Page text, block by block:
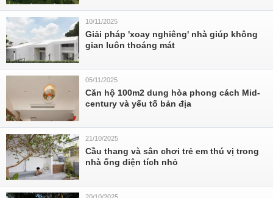
10/11/2025
Giải pháp 'xoay nghiêng' nhà giúp không
gian luôn thoáng mát
05/11/2025
Căn hộ 100m2 dung hòa phong cách Mid-
century và yếu tố bản địa
21/10/2025
Cầu thang và sân chơi trẻ em thú vị trong
nhà ống diện tích nhỏ